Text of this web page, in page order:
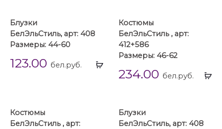
Выбрать
Блузки
БелЭльСтиль, арт: 408
Размеры: 44-60
123.00 бел.руб.
Костюмы
БелЭльСтиль , арт:
412+586
Размеры: 46-62
234.00 бел.руб.
Костюмы
БелЭльСтиль , арт:
Блузки
БелЭльСтиль, арт: 408